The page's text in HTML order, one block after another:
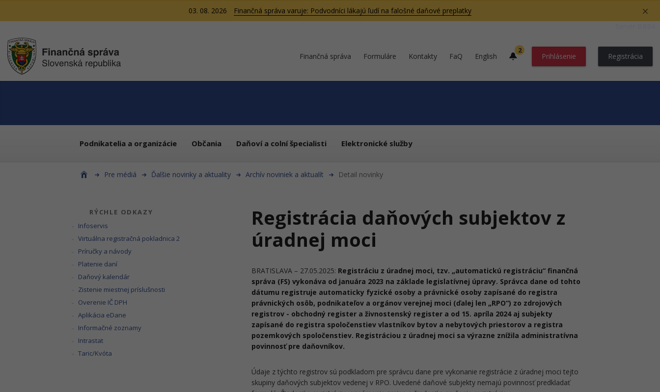
03. 08. 2026
Finančná správa varuje: Podvodníci lákajú ľudí na falošné daňové preplatky
Finančná správa Formuláre Kontakty FaQ English
2
Prihlásenie Registrácia
Podnikatelia a organizácie Občania Daňoví a colní špecialisti Elektronické služby
Pre médiá Ďalšie novinky a aktuality Archív noviniek a aktualít Detail novinky
RÝCHLE ODKAZY
Infoservis
Virtuálna registračná pokladnica 2
Príručky a návody
Platenie daní
Daňový kalendár
Zistenie miestnej príslušnosti
Overenie IČ DPH
Aplikácia eDane
Informačné zoznamy
Intrastat
Taric/Kvóta
Registrácia daňových subjektov z
úradnej moci
BRATISLAVA – 27.05.2025: Registráciu z úradnej moci, tzv. „automatickú registráciu“ finančná
správa (FS) vykonáva od januára 2023 na základe legislatívnej úpravy. Správca dane od tohto
dátumu registruje automaticky fyzické osoby a právnické osoby zapísané do registra
právnických osôb, podnikateľov a orgánov verejnej moci (ďalej len „RPO“) zo zdrojových
registrov - obchodný register a živnostenský register a od 15. apríla 2024 aj subjekty
zapísané do registra spoločenstiev vlastníkov bytov a nebytových priestorov a registra
pozemkových spoločenstiev. Registráciou z úradnej moci sa výrazne znížila administratívna
povinnosť pre daňovníkov.
Údaje z týchto registrov sú podkladom pre správcu dane pre vykonanie registrácie z úradnej moci tejto
skupiny daňových subjektov vedenej v RPO. Uvedené daňové subjekty nemajú povinnosť predkladať